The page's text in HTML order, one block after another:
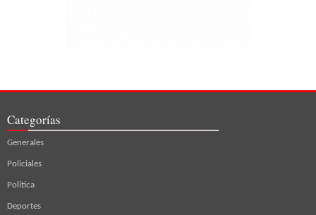
Categorías
Generales
Policiales
Política
Deportes